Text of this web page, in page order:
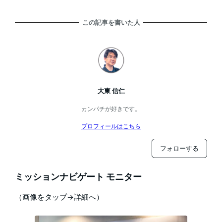
この記事を書いた人
大東 信仁
カンパチが好きです。
プロフィールはこちら
フォローする
ミッションナビゲート モニター
（画像をタップ→詳細へ）